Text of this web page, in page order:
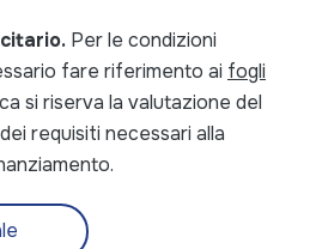
Per le condizioni
fare riferimento ai fogli
si riserva la valutazione del
requisiti necessari alla